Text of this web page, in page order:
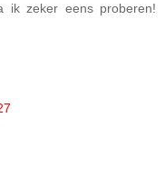
ik zeker eens proberen!